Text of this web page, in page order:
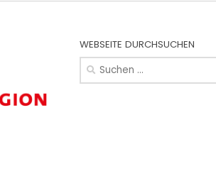
WEBSEITE DURCHSUCHEN
Suchen
nach: